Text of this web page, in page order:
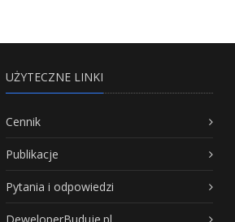
UŻYTECZNE LINKI
Cennik
Publikacje
Pytania i odpowiedzi